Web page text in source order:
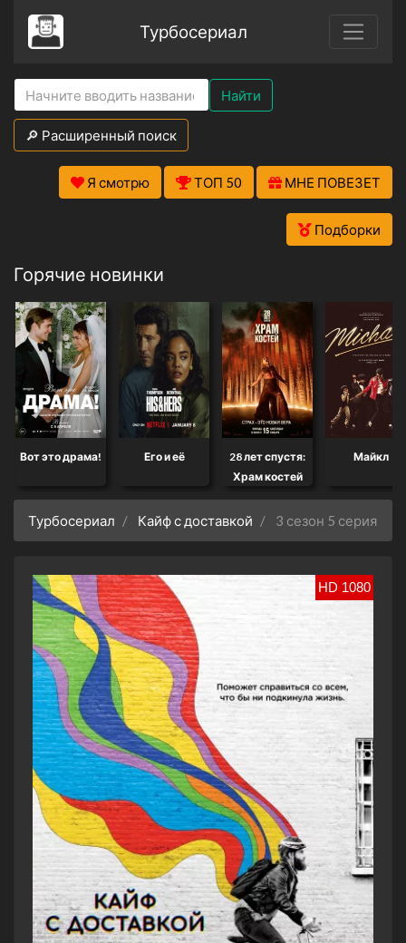
Турбосериал
Найти
🔎 Расширенный поиск
Я смотрю ТОП 50 МНЕ ПОВЕЗЕТ
Подборки
Горячие новинки
Вот это драма! Его и её
28 лет спустя:
Храм костей
Майкл
Турбосериал Кайф с доставкой 3 сезон 5 серия
HD 1080